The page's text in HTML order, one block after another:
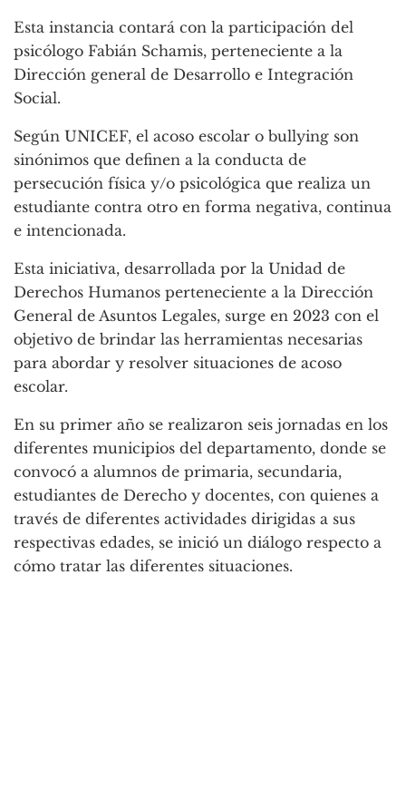
Esta instancia contará con la participación del
psicólogo Fabián Schamis, perteneciente a la
Dirección general de Desarrollo e Integración
Social.
Según UNICEF, el acoso escolar o bullying son
sinónimos que definen a la conducta de
persecución física y/o psicológica que realiza un
estudiante contra otro en forma negativa, continua
e intencionada.
Esta iniciativa, desarrollada por la Unidad de
Derechos Humanos perteneciente a la Dirección
General de Asuntos Legales, surge en 2023 con el
objetivo de brindar las herramientas necesarias
para abordar y resolver situaciones de acoso
escolar.
En su primer año se realizaron seis jornadas en los
diferentes municipios del departamento, donde se
convocó a alumnos de primaria, secundaria,
estudiantes de Derecho y docentes, con quienes a
través de diferentes actividades dirigidas a sus
respectivas edades, se inició un diálogo respecto a
cómo tratar las diferentes situaciones.